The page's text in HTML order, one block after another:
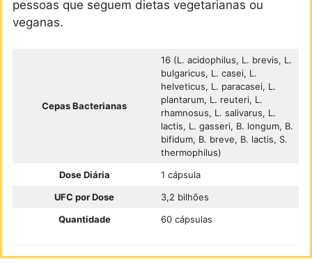
pessoas que seguem dietas vegetarianas ou
veganas.
Cepas Bacterianas
16 (L. acidophilus, L. brevis, L.
bulgaricus, L. casei, L.
helveticus, L. paracasei, L.
plantarum, L. reuteri, L.
rhamnosus, L. salivarus, L.
lactis, L. gasseri, B. longum, B.
bifidum, B. breve, B. lactis, S.
thermophilus)
Dose Diária
1 cápsula
UFC por Dose
3,2 bilhões
Quantidade
60 cápsulas